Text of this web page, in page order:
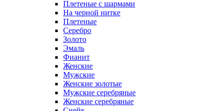
Плетеные с шармами
На черной нитке
Плетеные
Серебро
Золото
Эмаль
Фианит
Женские
Мужские
Женские золотые
Мужские серебряные
Женские серебряные